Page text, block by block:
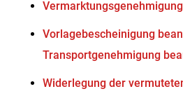
Vorlagebescheinigung
Transportgenehmigung
Widerlegung der